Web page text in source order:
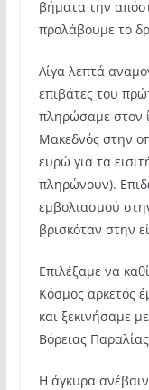
βήματα την
προλάβουμε το
Λίγα λεπτά
επιβάτες του
πληρώσαμε στον
Μακεδνός στην
ευρώ για τα
πληρώνουν).
εμβολιασμού
βρισκόταν στην
Επιλέξαμε να
Κόσμος αρκετός
και ξεκινήσαμε
Βόρειας
Η άγκυρα